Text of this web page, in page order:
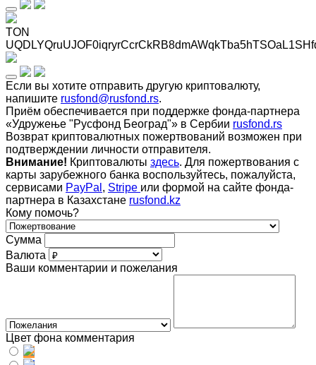
TON
Если вы хотите отправить другую криптовалюту,
напишите rusfond@rusfond.rs.
Приём обеспечивается при поддержке фонда-партнера
«Удружење "Русфонд Београд"» в Сербии rusfond.rs
Возврат криптовалютных пожертвований возможен при
подтверждении личности отправителя.
Внимание! Криптовалюты здесь. Для пожертвования с
карты зарубежного банка воспользуйтесь, пожалуйста,
сервисами PayPal , Stripe или формой на сайте фонда-
партнера в Казахстане rusfond.kz
Кому помочь?
Сумма
Валюта
Ваши комментарии и пожелания
Цвет фона комментария